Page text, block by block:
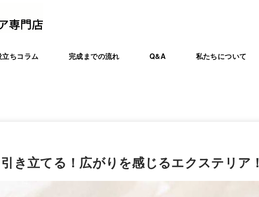
ちコラム 完成までの流れ Q&A 私たちについて
き立てる！広がりを感じるエクステリア！